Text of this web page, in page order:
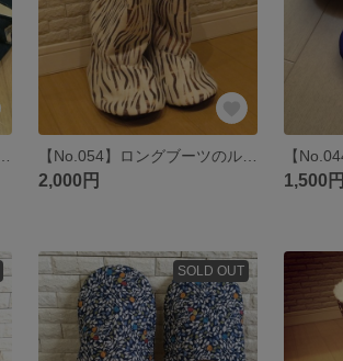
【No.054】ロングブーツのルームシューズ※送料込み
2,000円 1,500円
SOLD OUT